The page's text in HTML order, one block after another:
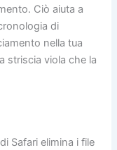
Ciò aiuta a
di
nella tua
striscia viola che la
Safari elimina i file